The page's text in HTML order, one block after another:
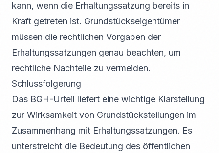
kann, wenn die Erhaltungssatzung bereits in
Kraft getreten ist. Grundstückseigentümer
müssen die rechtlichen Vorgaben der
Erhaltungssatzungen genau beachten, um
rechtliche Nachteile zu vermeiden.
Schlussfolgerung
Das BGH-Urteil liefert eine wichtige Klarstellung
zur Wirksamkeit von Grundstücksteilungen im
Zusammenhang mit Erhaltungssatzungen. Es
unterstreicht die Bedeutung des öffentlichen